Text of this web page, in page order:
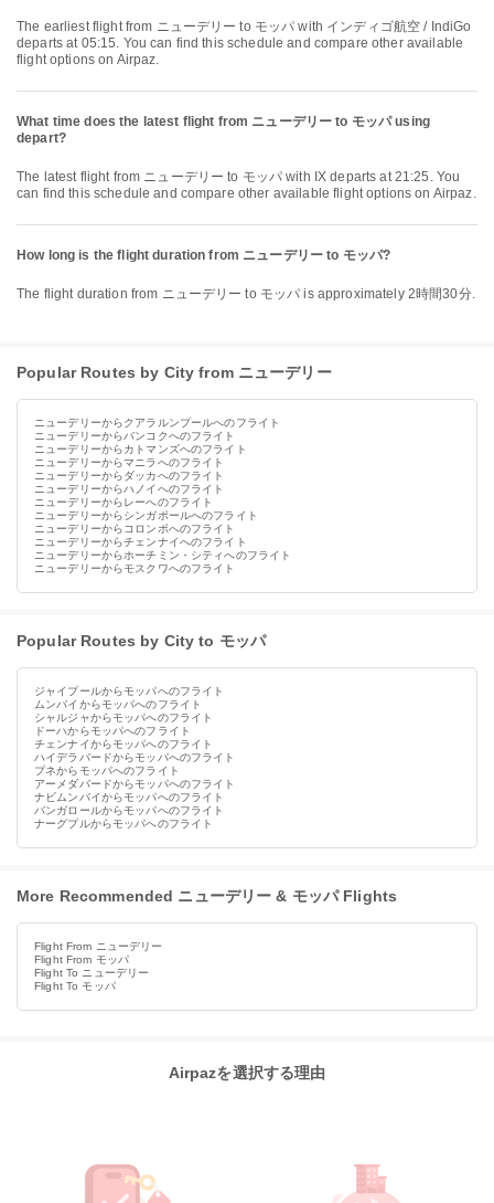
The earliest flight from ニューデリー to モッパ with インディゴ航空 / IndiGo
departs at 05:15. You can find this schedule and compare other available
flight options on Airpaz.
What time does the latest flight from ニューデリー to モッパ using
depart?
The latest flight from ニューデリー to モッパ with IX departs at 21:25. You
can find this schedule and compare other available flight options on Airpaz.
How long is the flight duration from ニューデリー to モッパ?
The flight duration from ニューデリー to モッパ is approximately 2時間30分.
Popular Routes by City from ニューデリー
ニューデリーからクアラルンプールへのフライト
ニューデリーからバンコクへのフライト
ニューデリーからカトマンズへのフライト
ニューデリーからマニラへのフライト
ニューデリーからダッカへのフライト
ニューデリーからハノイへのフライト
ニューデリーからレーへのフライト
ニューデリーからシンガポールへのフライト
ニューデリーからコロンボへのフライト
ニューデリーからチェンナイへのフライト
ニューデリーからホーチミン・シティへのフライト
ニューデリーからモスクワへのフライト
Popular Routes by City to モッパ
ジャイプールからモッパへのフライト
ムンバイからモッパへのフライト
シャルジャからモッパへのフライト
ドーハからモッパへのフライト
チェンナイからモッパへのフライト
ハイデラバードからモッパへのフライト
プネからモッパへのフライト
アーメダバードからモッパへのフライト
ナビムンバイからモッパへのフライト
バンガロールからモッパへのフライト
ナーグプルからモッパへのフライト
More Recommended ニューデリー & モッパ Flights
Flight From ニューデリー
Flight From モッパ
Flight To ニューデリー
Flight To モッパ
Airpazを選択する理由